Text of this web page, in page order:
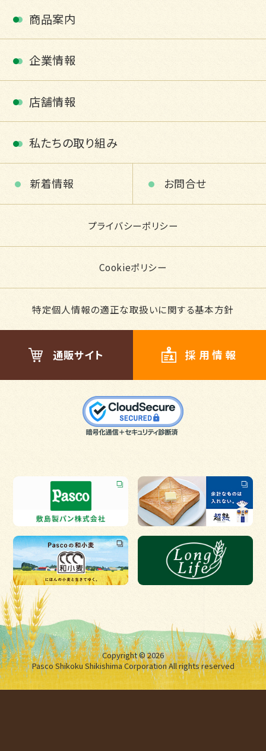
商品案内
企業情報
店舗情報
私たちの取り組み
新着情報 お問合せ
プライバシーポリシー
Cookieポリシー
特定個人情報の適正な取扱いに関する基本方針
通販サイト 採用情報
Copyright © 2026
Pasco Shikoku Shikishima Corporation All rights reserved